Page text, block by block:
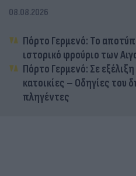
08.08.2026
Πόρτο Γερμενό: Το
ιστορικό φρούριο των
Πόρτο Γερμενό: Σε
κατοικίες – Οδηγίες του
πληγέντες